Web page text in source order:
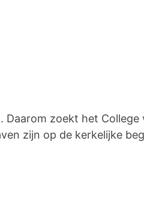
zoekt het College
zijn op de kerkelijke